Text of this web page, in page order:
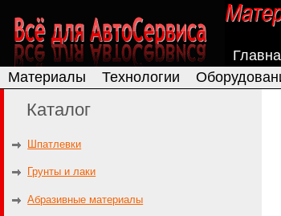
Материалы
Технологии
Каталог
Шпатлевки
Грунты и лаки
Абразивные материалы